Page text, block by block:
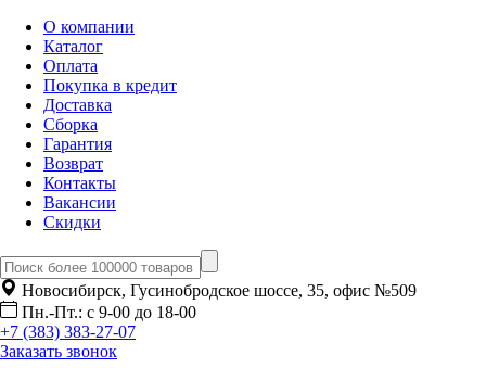
О компании
Каталог
Оплата
Покупка в кредит
Доставка
Сборка
Гарантия
Возврат
Контакты
Вакансии
Скидки
Новосибирск, Гусинобродское шоссе, 35, офис №509
Пн.-Пт.: с 9-00 до 18-00
+7 (383) 383-27-07
Заказать звонок